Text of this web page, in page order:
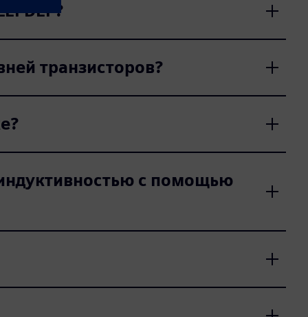
транзисторов?
с помощью